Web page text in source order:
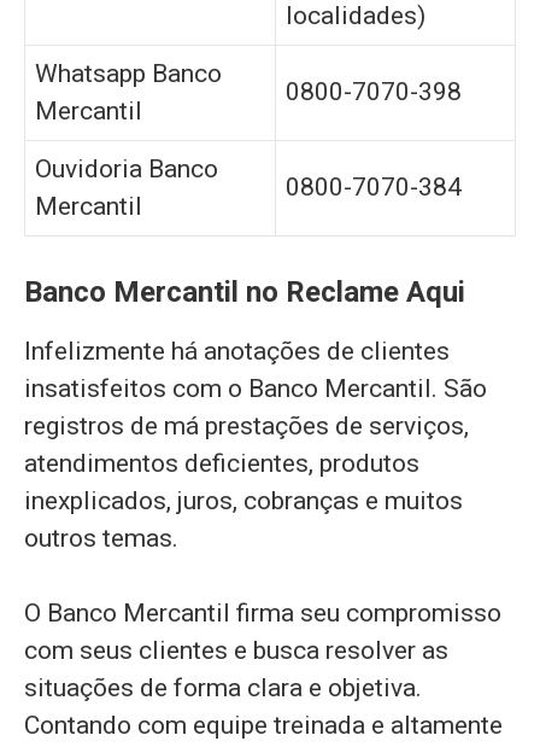
localidades)
Whatsapp Banco
Mercantil
0800-7070-398
Ouvidoria Banco
Mercantil
0800-7070-384
Banco Mercantil no Reclame Aqui
Infelizmente há anotações de clientes
insatisfeitos com o Banco Mercantil. São
registros de má prestações de serviços,
atendimentos deficientes, produtos
inexplicados, juros, cobranças e muitos
outros temas.
O Banco Mercantil firma seu compromisso
com seus clientes e busca resolver as
situações de forma clara e objetiva.
Contando com equipe treinada e altamente